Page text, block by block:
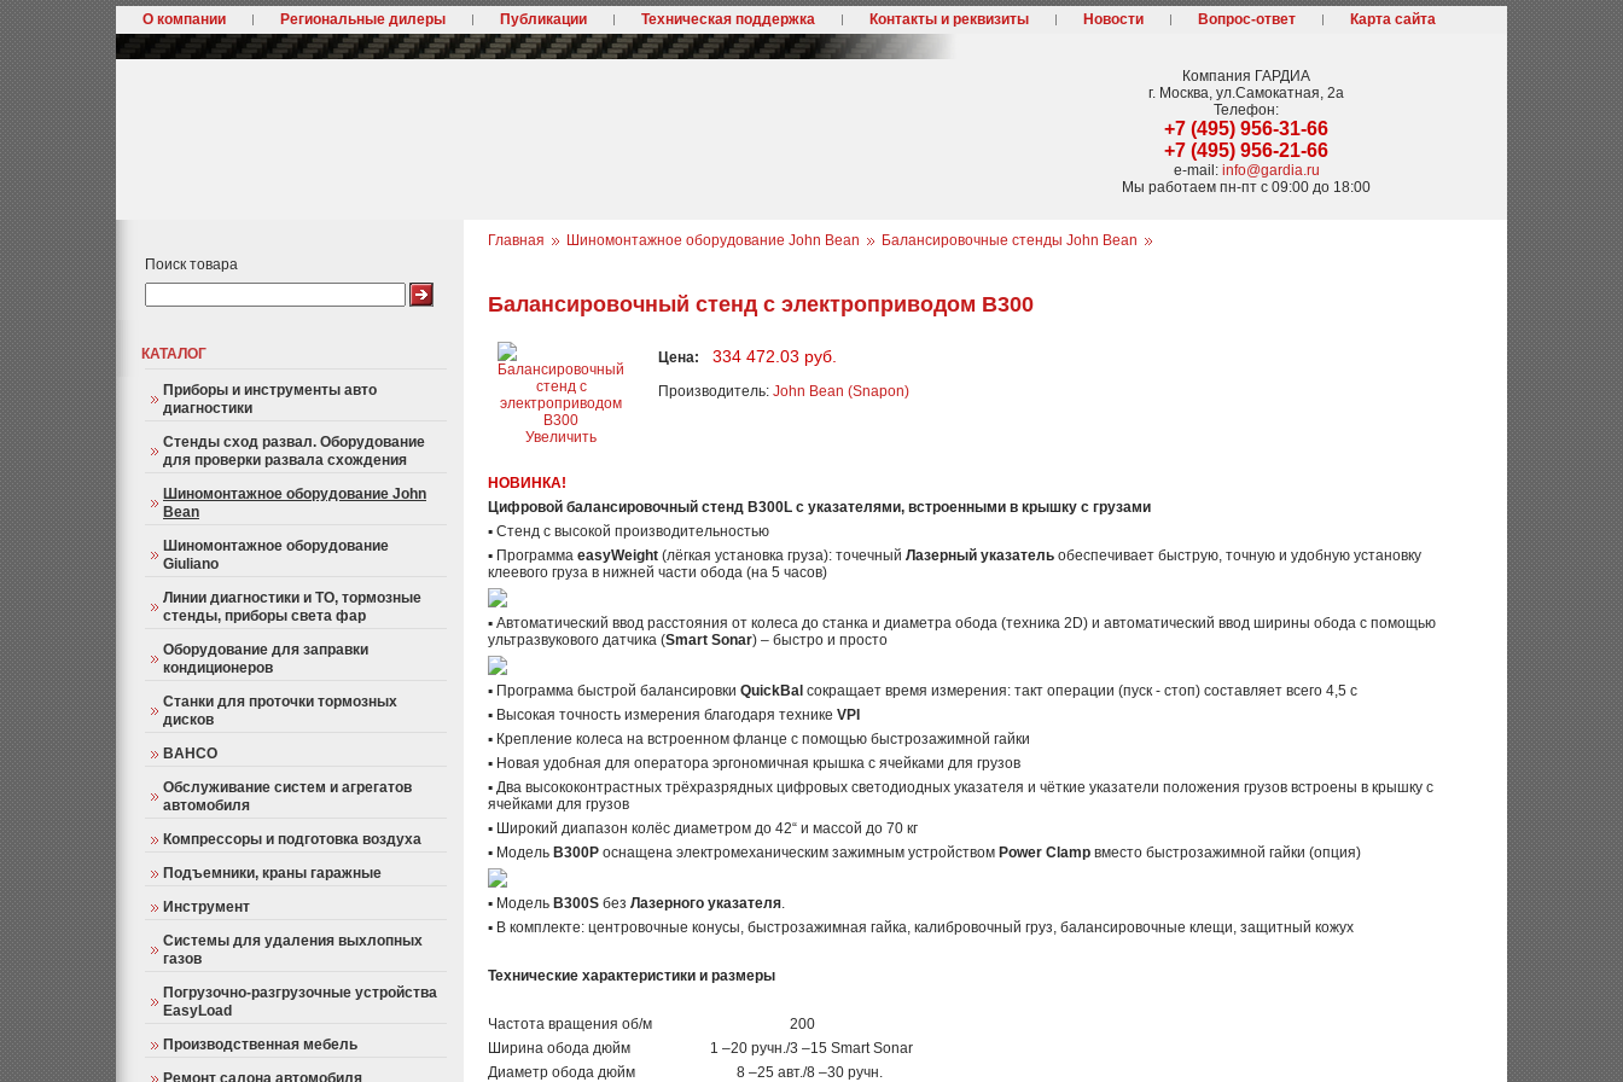
О компании Региональные дилеры Публикации Техническая поддержка Контакты и реквизиты Новости Вопрос-ответ Карта сайта
Компания ГАРДИА
г. Москва, ул.Самокатная, 2а
Телефон:
+7 (495) 956-31-66
+7 (495) 956-21-66
e-mail: info@gardia.ru
Мы работаем пн-пт с 09:00 до 18:00
Поиск товара
КАТАЛОГ
Приборы и инструменты авто
диагностики
Стенды сход развал. Оборудование
для проверки развала схождения
Шиномонтажное оборудование John
Bean
Шиномонтажное оборудование
Giuliano
Линии диагностики и ТО, тормозные
стенды, приборы света фар
Оборудование для заправки
кондиционеров
Станки для проточки тормозных
дисков
BAHCO
Обслуживание систем и агрегатов
автомобиля
Компрессоры и подготовка воздуха
Подъемники, краны гаражные
Инструмент
Системы для удаления выхлопных
газов
Погрузочно-разгрузочные устройства
EasyLoad
Производственная мебель
Ремонт салона автомобиля
Главная Шиномонтажное оборудование John Bean Балансировочные стенды John Bean
Балансировочный стенд с электроприводом B300
Увеличить
Цена: 334 472.03 руб.
Производитель: John Bean (Snapon)
НОВИНКА!
Цифровой балансировочный стенд B300L с указателями, встроенными в крышку с грузами
▪ Стенд с высокой производительностью
▪ Программа easyWeight (лёгкая установка груза): точечный Лазерный указатель обеспечивает быструю, точную и удобную установку
клеевого груза в нижней части обода (на 5 часов)
▪ Автоматический ввод расстояния от колеса до станка и диаметра обода (техника 2D) и автоматический ввод ширины обода с помощью
ультразвукового датчика (Smart Sonar) – быстро и просто
▪ Программа быстрой балансировки QuickBal сокращает время измерения: такт операции (пуск - стоп) составляет всего 4,5 с
▪ Высокая точность измерения благодаря технике VPI
▪ Крепление колеса на встроенном фланце с помощью быстрозажимной гайки
▪ Новая удобная для оператора эргономичная крышка с ячейками для грузов
▪ Два высококонтрастных трёхразрядных цифровых светодиодных указателя и чёткие указатели положения грузов встроены в крышку с
ячейками для грузов
▪ Широкий диапазон колёс диаметром до 42“ и массой до 70 кг
▪ Модель B300Р оснащена электромеханическим зажимным устройством Power Clamp вместо быстрозажимной гайки (опция)
▪ Модель B300S без Лазерного указателя.
▪ В комплекте: центровочные конусы, быстрозажимная гайка, калибровочный груз, балансировочные клещи, защитный кожух
Технические характеристики и размеры
Частота вращения об/м 200
Ширина обода дюйм 1 –20 ручн./3 –15 Smart Sonar
Диаметр обода дюйм 8 –25 авт./8 –30 ручн.